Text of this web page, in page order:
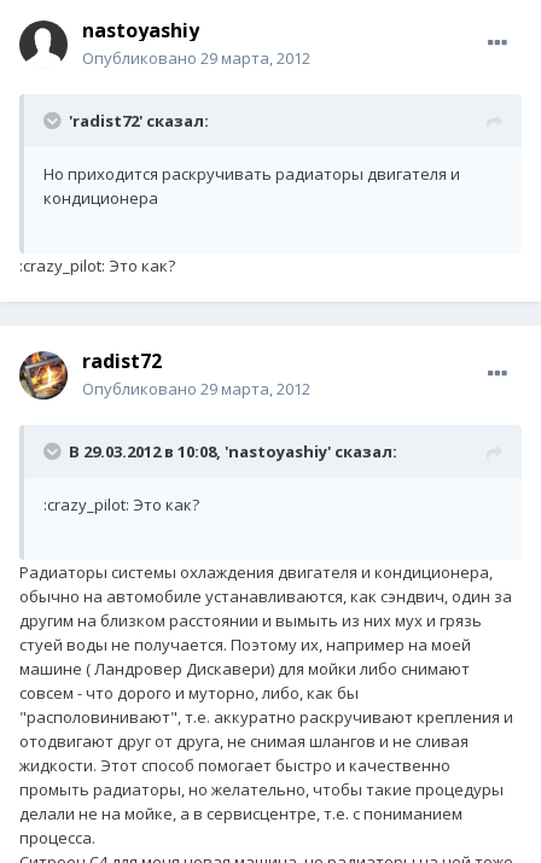
nastoyashiy
Опубликовано 29 марта, 2012
'radist72' сказал:
Но приходится раскручивать радиаторы двигателя и
кондиционера
:crazy_pilot: Это как?
radist72
Опубликовано 29 марта, 2012
В 29.03.2012 в 10:08, 'nastoyashiy' сказал:
:crazy_pilot: Это как?
Радиаторы системы охлаждения двигателя и кондиционера,
обычно на автомобиле устанавливаются, как сэндвич, один за
другим на близком расстоянии и вымыть из них мух и грязь
стуей воды не получается. Поэтому их, например на моей
машине ( Ландровер Дискавери) для мойки либо снимают
совсем - что дорого и муторно, либо, как бы
"располовинивают", т.е. аккуратно раскручивают крепления и
отодвигают друг от друга, не снимая шлангов и не сливая
жидкости. Этот способ помогает быстро и качественно
промыть радиаторы, но желательно, чтобы такие процедуры
делали не на мойке, а в сервисцентре, т.е. с пониманием
процесса.